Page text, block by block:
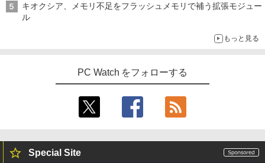
キオクシア、メモリ不足をフラッシュメモリで補う拡張モジュー
ル
もっと見る
PC Watch をフォローする
Special Site